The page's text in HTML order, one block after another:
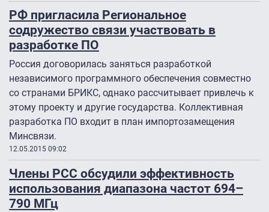
РФ пригласила Региональное
содружество связи участвовать в
разработке ПО
Россия договорилась заняться разработкой
независимого программного обеспечения совместно
со странами БРИКС, однако рассчитывает привлечь к
этому проекту и другие государства. Коллективная
разработка ПО входит в план импортозамещения
Минсвязи.
12.05.2015 09:02
Члены РСС обсудили эффективность
использования диапазона частот 694–
790 МГц